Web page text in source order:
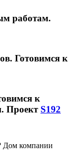
работам.
Готовимся к
к
Проект S192
Дом компании